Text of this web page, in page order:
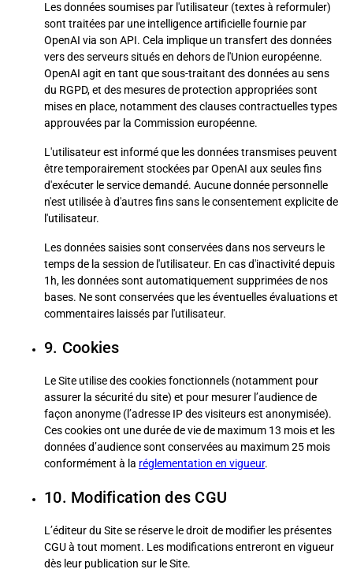
Les données soumises par l'utilisateur (textes à reformuler)
sont traitées par une intelligence artificielle fournie par
OpenAI via son API. Cela implique un transfert des données
vers des serveurs situés en dehors de l'Union européenne.
OpenAI agit en tant que sous-traitant des données au sens
du RGPD, et des mesures de protection appropriées sont
mises en place, notamment des clauses contractuelles types
approuvées par la Commission européenne.
L'utilisateur est informé que les données transmises peuvent
être temporairement stockées par OpenAI aux seules fins
d'exécuter le service demandé. Aucune donnée personnelle
n'est utilisée à d'autres fins sans le consentement explicite de
l'utilisateur.
Les données saisies sont conservées dans nos serveurs le
temps de la session de l'utilisateur. En cas d'inactivité depuis
1h, les données sont automatiquement supprimées de nos
bases. Ne sont conservées que les éventuelles évaluations et
commentaires laissés par l'utilisateur.
9. Cookies
Le Site utilise des cookies fonctionnels (notamment pour
assurer la sécurité du site) et pour mesurer l’audience de
façon anonyme (l’adresse IP des visiteurs est anonymisée).
Ces cookies ont une durée de vie de maximum 13 mois et les
données d’audience sont conservées au maximum 25 mois
conformément à la réglementation en vigueur.
10. Modification des CGU
L’éditeur du Site se réserve le droit de modifier les présentes
CGU à tout moment. Les modifications entreront en vigueur
dès leur publication sur le Site.